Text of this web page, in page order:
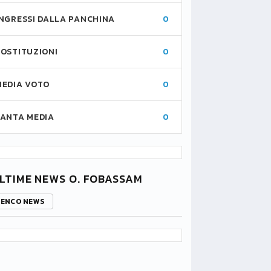
DALLA PANCHINA 0
0
VOTO 0
MEDIA 0
NEWS O. FOBASSAM
NEWS